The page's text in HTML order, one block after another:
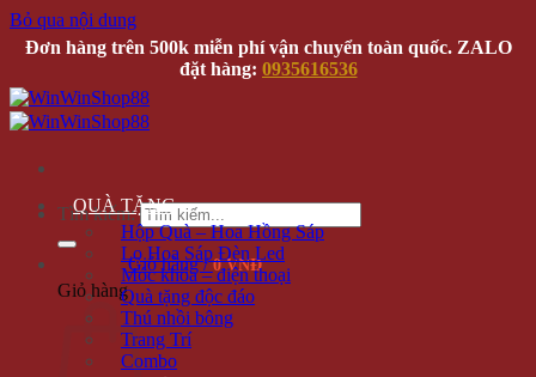
Bỏ qua nội dung
Đơn hàng trên 500k miễn phí vận chuyển toàn quốc. ZALO
đặt hàng: 0935616536
Tìm kiếm:
Giỏ hàng /0 VNĐ
Giỏ hàng
QUÀ TẶNG
Hộp Quà – Hoa Hồng Sáp
Lọ Hoa Sáp Đèn Led
Móc khóa – điện thoại
Quà tặng độc đáo
Thú nhồi bông
Trang Trí
Combo